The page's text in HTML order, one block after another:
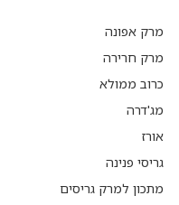
מרק אפונה
מרק חרירה
כרוב ממולא
מג'דרה
אורז
גריסי פנינה
מתכון למרק גריסים